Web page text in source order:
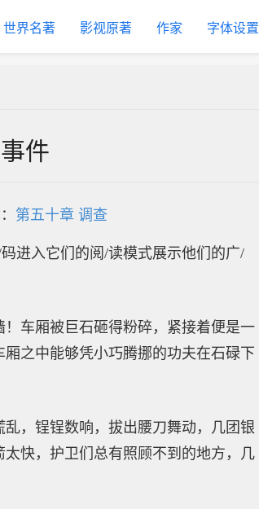
世界名著 影视原著 作家 字体设置
件
第五十章 调查
进入它们的阅/读模式展示他们的广/
车厢被巨石砸得粉碎，紧接着便是一
之中能够凭小巧腾挪的功夫在石碌下
，锃锃数响，拔出腰刀舞动，几团银
快，护卫们总有照顾不到的地方，几